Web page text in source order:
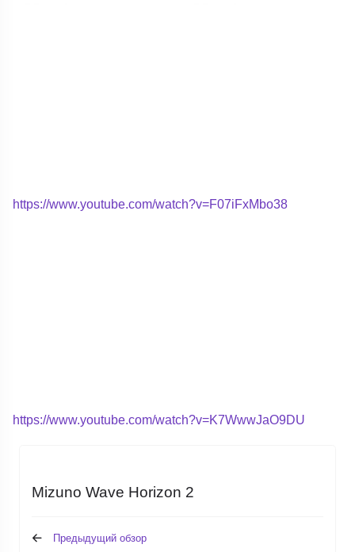
https://www.youtube.com/watch?v=F07iFxMbo38
https://www.youtube.com/watch?v=K7WwwJaO9DU
Mizuno Wave Horizon 2
Предыдущий обзор